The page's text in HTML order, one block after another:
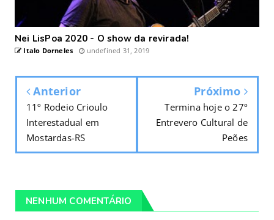
Nei LisPoa 2020 - O show da revirada!
Italo Dorneles undefined 31, 2019
Anterior
11º Rodeio Crioulo
Interestadual em
Mostardas-RS
Próximo
Termina hoje o 27º
Entrevero Cultural de
Peões
NENHUM COMENTÁRIO